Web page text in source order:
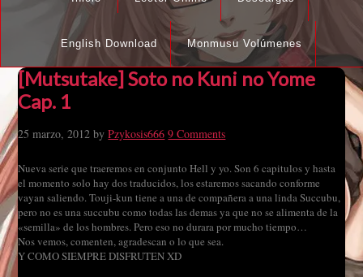
English Download Monmusu Volúmenes
[Mutsutake] Soto no Kuni no Yome
Cap. 1
25 marzo, 2012 byPzykosis666 9 Comments
Nueva serie que traeremos en conjunto Hell y yo. Son 6 capitulos y hasta
el momento solo hay dos traducidos, los estaremos sacando conforme
vayan saliendo. Touji-kun tiene a una de compañera a una linda Succubu,
pero no es una succubu como todas las demas ya que no se alimenta de la
«semilla» de los hombres. Pero eso no durara por mucho tiempo…
Nos vemos, comenten, agradescan o lo que sea.
Y COMO SIEMPRE DISFRUTEN XD